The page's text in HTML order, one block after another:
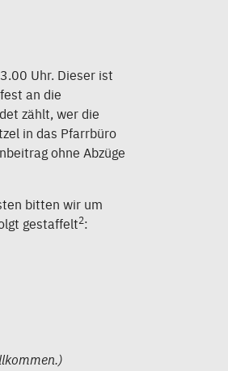
Uhr. Dieser ist
an die
zählt, wer die
in das Pfarrbüro
ohne Abzüge
bitten wir um
gestaffelt2: